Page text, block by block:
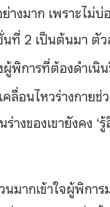
างมาก เพราะไ
ที่ 2 เป็นต้นมา ตั
พิการที่ต้องดำเนิน
อนไหวร่างกาย
งของเขายังคง
มากเข้าใจผู้พิกา